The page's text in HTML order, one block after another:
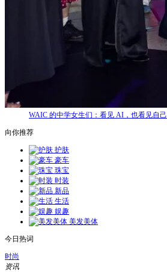
WAIC 的中学女生们：看见 AI，也看见自己
向你推荐
护肤
豪车
珠宝
时装
新品
生活
娱趣
美发美体
今日热词
时尚
资讯